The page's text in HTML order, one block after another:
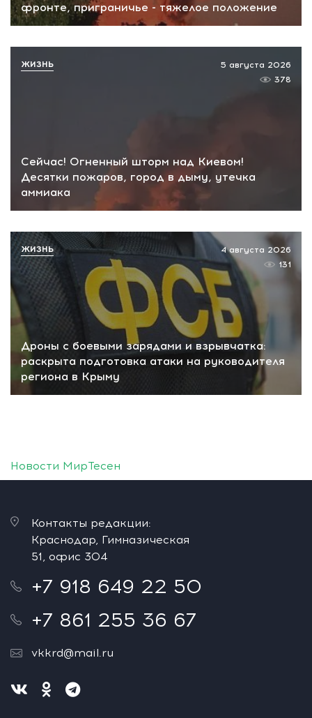
фронте, приграничье - тяжелое положение
Сейчас! Огненный шторм над Киевом!
Десятки пожаров, город в дыму, утечка
аммиака
5 августа 2026
378
ЖИЗНЬ
Дроны с боевыми зарядами и взрывчатка:
раскрыта подготовка атаки на руководителя
региона в Крыму
4 августа 2026
131
ЖИЗНЬ
Новости МирТесен
Контакты редакции:
Краснодар, Гимназическая
51, офис 304
+7 918 649 22 50
+7 861 255 36 67
vkkrd@mail.ru